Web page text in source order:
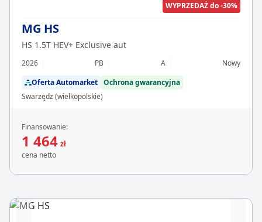
WYPRZEDAŻ do -30%
MG HS
HS 1.5T HEV+ Exclusive aut
2026 PB A
Nowy
Oferta Automarket Ochrona gwarancyjna
Swarzędz (wielkopolskie)
Finansowanie:
1 464 zł
cena netto